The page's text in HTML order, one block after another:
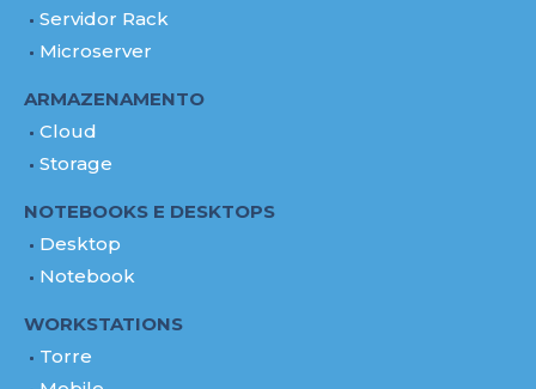
Servidor Rack
Microserver
ARMAZENAMENTO
Cloud
Storage
NOTEBOOKS E DESKTOPS
Desktop
Notebook
WORKSTATIONS
Torre